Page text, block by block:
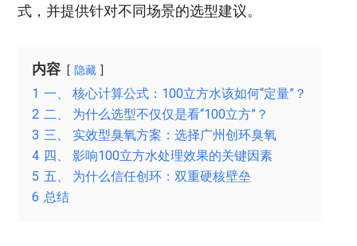
式，并提供针对不同场景的选型建议。
内容 隐藏
1 一、 核心计算公式：100立方水该如何“定量”？
2 二、 为什么选型不仅仅是看“100立方”？
3 三、 实效型臭氧方案：选择广州创环臭氧
4 四、 影响100立方水处理效果的关键因素
5 五、 为什么信任创环：双重硬核壁垒
6 总结